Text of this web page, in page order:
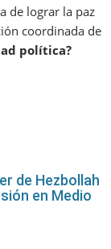
de lograr la paz
coordinada de
política?
de Hezbollah
en Medio